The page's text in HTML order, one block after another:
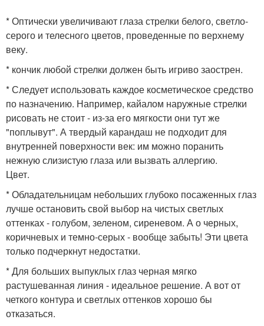
* Оптически увеличивают глаза стрелки белого, светло-
серого и телесного цветов, проведенные по верхнему
веку.
* кончик любой стрелки должен быть игриво заострен.
* Следует использовать каждое косметическое средство
по назначению. Например, кайалом наружные стрелки
рисовать не стоит - из-за его мягкости они тут же
"поплывут". А твердый карандаш не подходит для
внутренней поверхности век: им можно поранить
нежную слизистую глаза или вызвать аллергию.
Цвет.
* Обладательницам небольших глубоко посаженных глаз
лучше остановить свой выбор на чистых светлых
оттенках - голубом, зеленом, сиреневом. А о черных,
коричневых и темно-серых - вообще забыть! Эти цвета
только подчеркнут недостатки.
* Для больших выпуклых глаз черная мягко
растушеванная линия - идеальное решение. А вот от
четкого контура и светлых оттенков хорошо бы
отказаться.